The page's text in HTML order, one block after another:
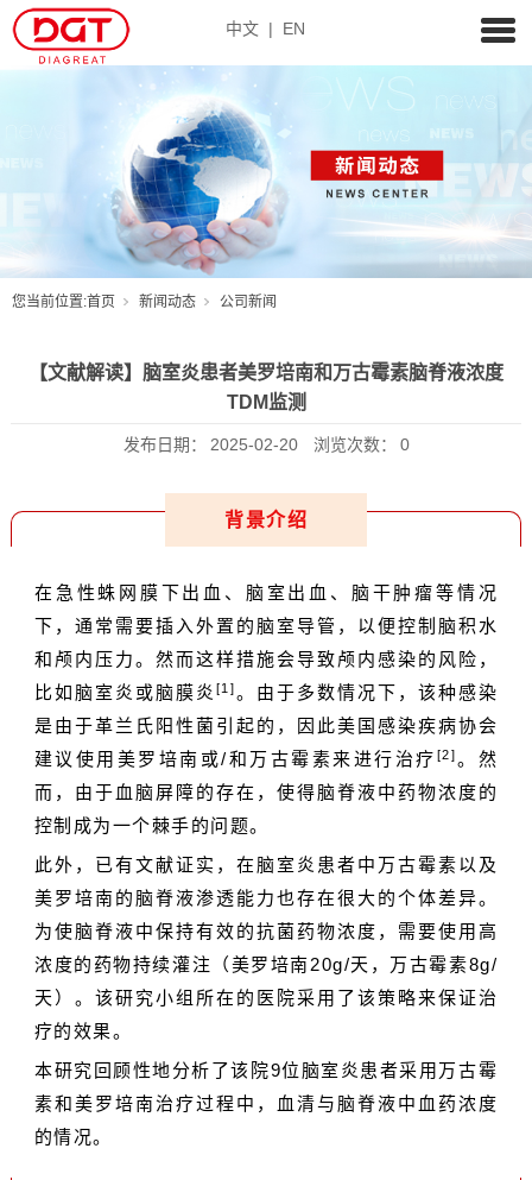
中文 | EN
您当前位置:首页 新闻动态 公司新闻
【文献解读】脑室炎患者美罗培南和万古霉素脑脊液浓度
TDM监测
发布日期： 2025-02-20 浏览次数： 0
背景介绍
在急性蛛网膜下出血、 脑室出血 、脑干肿瘤等情况
下，通常需要插入外置的脑室导管，以便控制脑积水
和 颅内压力。然而这样措施会导致颅内感染的风险，
比如脑室炎或脑膜炎 [1]。由于多数情况下，该种感染
是由于革兰氏阳性菌引起的，因此美国感染疾病协会
建议使用 美罗培南 或/和万古霉素来进行治疗 [2]。然
而，由于血脑屏障的存在，使得脑脊液中药物浓度的
控制成为一个棘手的问题。
此外，已有文献证实，在脑室炎患者中万古霉素以及
美罗培南的脑脊液渗透能力也存在很大的个体差异。
为使脑脊液中保持有效的抗菌药物浓度，需要使用高
浓度的药物持续灌注（美罗培南20g/天，万古霉素8g/
天）。该研究小组所在的医院采用了该策略来保证治
疗的效果。
本研究回顾性地分析了该院9位脑室炎患者采用万古霉
素和美罗培南治疗过程中，血清与脑脊液中血药浓度
的情况。